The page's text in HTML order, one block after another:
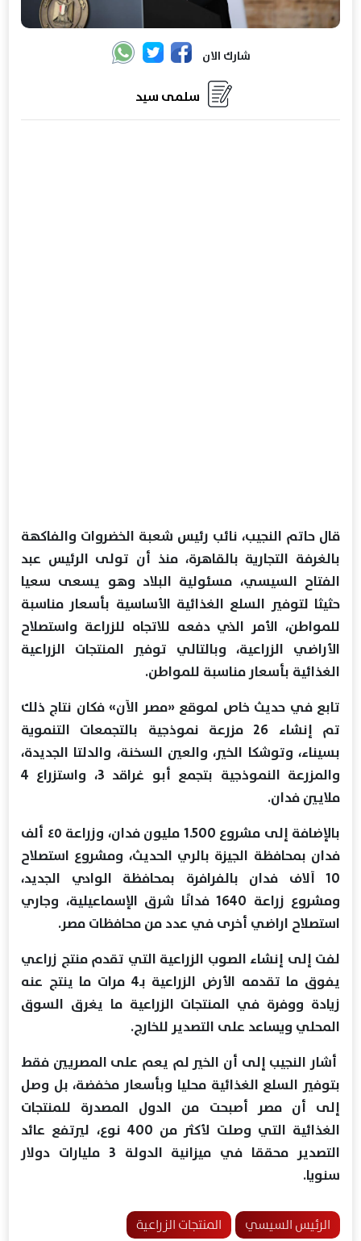
شارك الان
سلمى سيد
قال حاتم النجيب، نائب رئيس شعبة الخضروات والفاكهة
بالغرفة التجارية بالقاهرة، منذ أن تولى الرئيس عبد
الفتاح السيسي، مسئولية البلاد وهو يسعى سعيا
حثيثا لتوفير السلع الغذائية الأساسية بأسعار مناسبة
للمواطن، الأمر الذي دفعه للاتجاه للزراعة واستصلاح
الأراضي الزراعية، وبالتالي توفير المنتجات الزراعية
الغذائية بأسعار مناسبة للمواطن.
تابع في حديث خاص لموقع «مصر الآن» فكان نتاج ذلك
تم إنشاء 26 مزرعة نموذجية بالتجمعات التنموية
بسيناء، وتوشكا الخير، والعين السخنة، والدلتا الجديدة،
والمزرعة النموذجية بتجمع أبو غراقد 3، واستزراع 4
ملايين فدان.
بالإضافة إلى مشروع 1.500 مليون فدان، وزراعة ٤٥ ألف
فدان بمحافظة الجيزة بالري الحديث، ومشروع استصلاح
10 آلاف فدان بالفرافرة بمحافظة الوادي الجديد،
ومشروع زراعة 1640 فدانًا شرق الإسماعيلية، وجاري
استصلاح اراضي أخرى في عدد من محافظات مصر.
لفت إلى إنشاء الصوب الزراعية التي تقدم منتج زراعي
يفوق ما تقدمه الأرض الزراعية بـ4 مرات ما ينتج عنه
زيادة ووفرة في المنتجات الزراعية ما يغرق السوق
المحلي ويساعد على التصدير للخارج.
أشار النجيب إلى أن الخير لم يعم على المصريين فقط
بتوفير السلع الغذائية محليا وبأسعار مخفضة، بل وصل
إلى أن مصر أصبحت من الدول المصدرة للمنتجات
الغذائية التي وصلت لأكثر من 400 نوع، ليرتفع عائد
التصدير محققا في ميزانية الدولة 3 مليارات دولار
سنويا.
الرئيس السيسي المنتجات الزراعية